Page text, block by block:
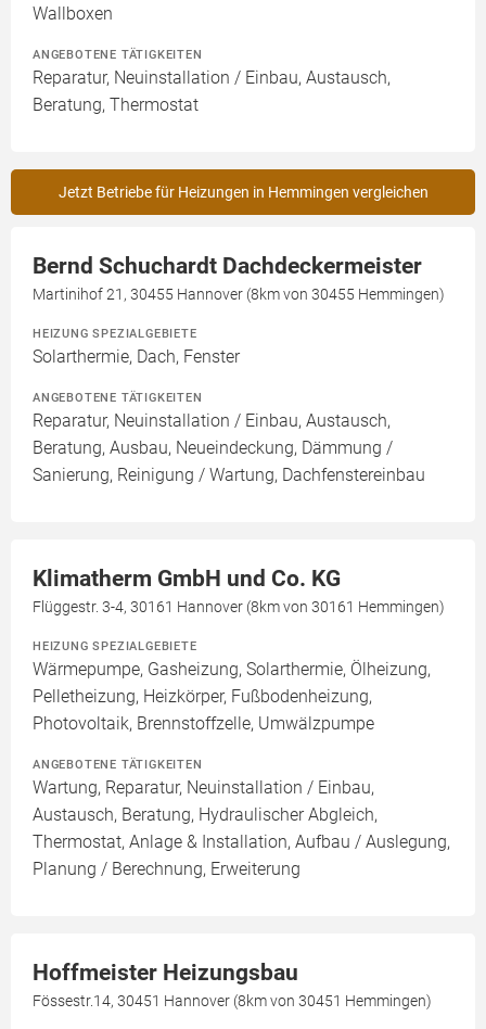
Wallboxen
ANGEBOTENE TÄTIGKEITEN
Reparatur, Neuinstallation / Einbau, Austausch,
Beratung, Thermostat
Jetzt Betriebe für Heizungen in Hemmingen vergleichen
Bernd Schuchardt Dachdeckermeister
Martinihof 21, 30455 Hannover (8km von 30455 Hemmingen)
HEIZUNG SPEZIALGEBIETE
Solarthermie, Dach, Fenster
ANGEBOTENE TÄTIGKEITEN
Reparatur, Neuinstallation / Einbau, Austausch,
Beratung, Ausbau, Neueindeckung, Dämmung /
Sanierung, Reinigung / Wartung, Dachfenstereinbau
Klimatherm GmbH und Co. KG
Flüggestr. 3-4, 30161 Hannover (8km von 30161 Hemmingen)
HEIZUNG SPEZIALGEBIETE
Wärmepumpe, Gasheizung, Solarthermie, Ölheizung,
Pelletheizung, Heizkörper, Fußbodenheizung,
Photovoltaik, Brennstoffzelle, Umwälzpumpe
ANGEBOTENE TÄTIGKEITEN
Wartung, Reparatur, Neuinstallation / Einbau,
Austausch, Beratung, Hydraulischer Abgleich,
Thermostat, Anlage & Installation, Aufbau / Auslegung,
Planung / Berechnung, Erweiterung
Hoffmeister Heizungsbau
Fössestr.14, 30451 Hannover (8km von 30451 Hemmingen)